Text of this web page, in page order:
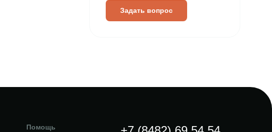
Задать вопрос
Помощь